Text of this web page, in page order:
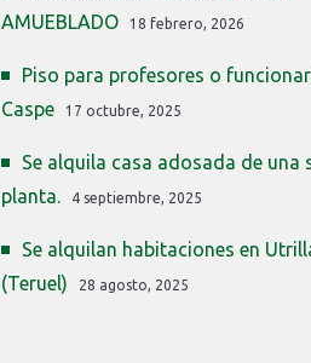
AMUEBLADO
18 febrero, 2026
Piso para profesores o
Caspe
17 octubre, 2025
Se alquila casa adosada de una
planta.
4 septiembre, 2025
Se alquilan habitaciones en
(Teruel)
28 agosto, 2025